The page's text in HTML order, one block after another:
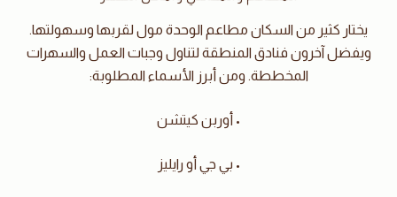
يختار كثير من السكان مطاعم الوحدة مول لقربها وسهولتها.
ويفضل آخرون فنادق المنطقة لتناول وجبات العمل والسهرات
المخططة. ومن أبرز الأسماء المطلوبة:
• أوربن كيتشن
• بي جي أو رايليز